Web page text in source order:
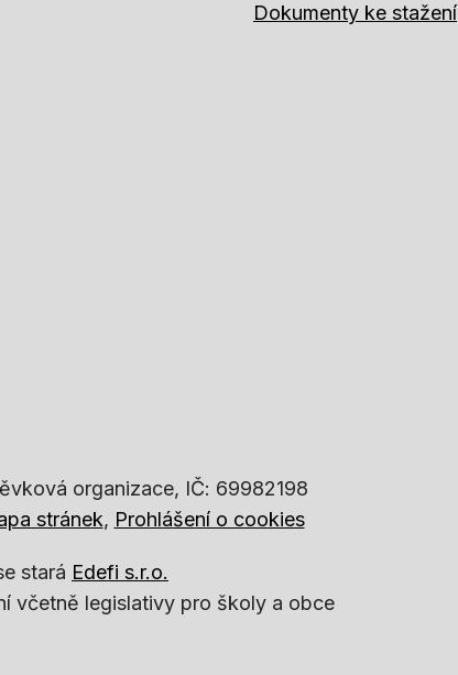
Dokumenty ke stažení
organizace, IČ: 69982198
stránek Prohlášení o cookies
stará Edefi s.r.o.
včetně legislativy pro školy a obce